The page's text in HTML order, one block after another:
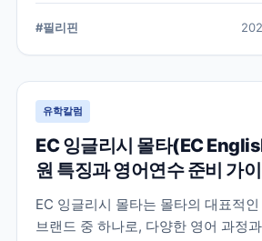
했습니다.
#필리핀
유학칼럼
EC 잉글리시 몰타(EC
원 특징과 영어연수 준비 가
EC 잉글리시 몰타는 몰타의 대표적
브랜드 중 하나로, 다양한 영어 과정